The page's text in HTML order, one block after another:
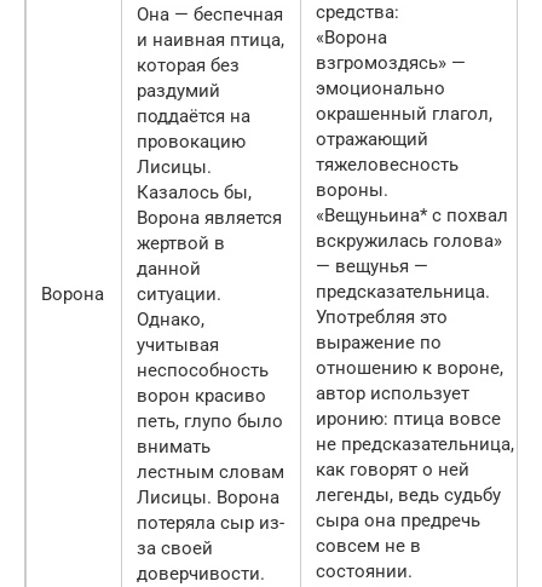
Ворона
Она — беспечная
и наивная птица,
которая без
раздумий
поддаётся на
провокацию
Лисицы.
Казалось бы,
Ворона является
жертвой в
данной
ситуации.
Однако,
учитывая
неспособность
ворон красиво
петь, глупо было
внимать
лестным словам
Лисицы. Ворона
потеряла сыр из-
за своей
доверчивости.
средства:
«Ворона
взгромоздясь» —
эмоционально
окрашенный глагол,
отражающий
тяжеловесность
вороны.
«Вещуньина* с похвал
вскружилась голова»
— вещунья —
предсказательница.
Употребляя это
выражение по
отношению к вороне,
автор использует
иронию: птица вовсе
не предсказательница,
как говорят о ней
легенды, ведь судьбу
сыра она предречь
совсем не в
состоянии.